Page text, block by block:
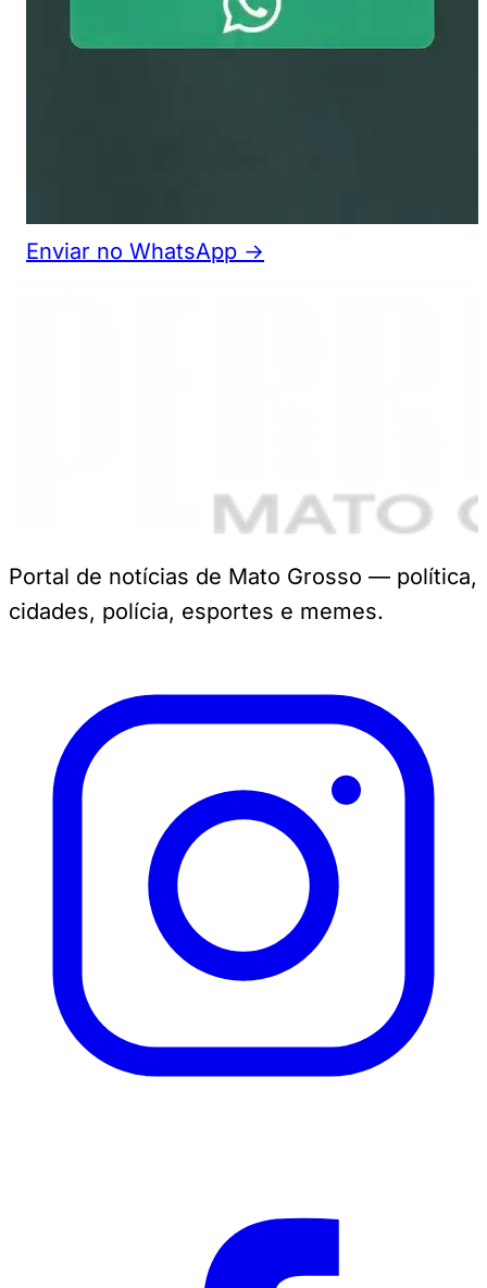
Enviar no WhatsApp →
Portal de notícias de Mato Grosso — política,
cidades, polícia, esportes e memes.